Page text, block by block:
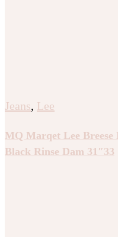
Jeans, Lee
MQ Marqet Lee
Black Rinse Dam 31″33